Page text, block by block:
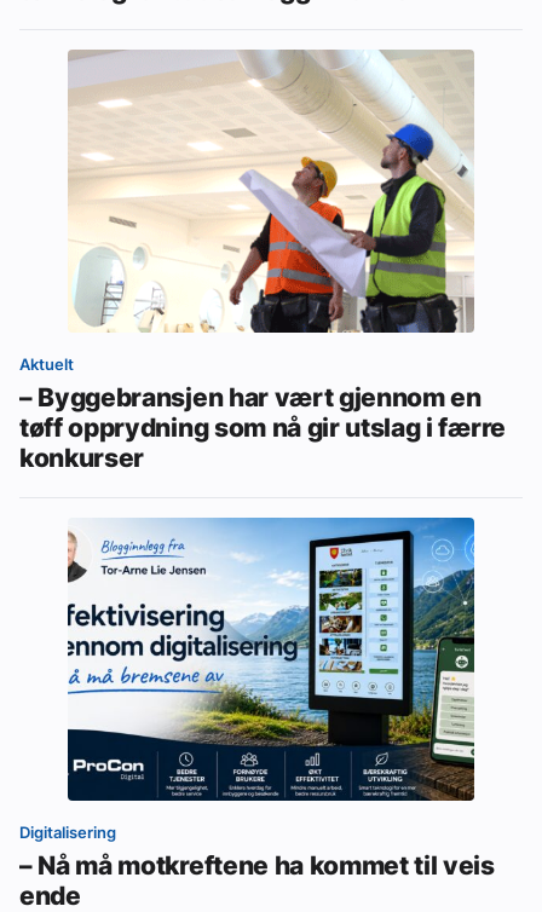
Aktuelt
– Byggebransjen har vært gjennom en
tøff opprydning som nå gir utslag i færre
konkurser
Digitalisering
– Nå må motkreftene ha kommet til veis
ende